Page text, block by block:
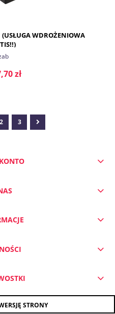
WDROŻENIOWA
zł
2 3
STRONY